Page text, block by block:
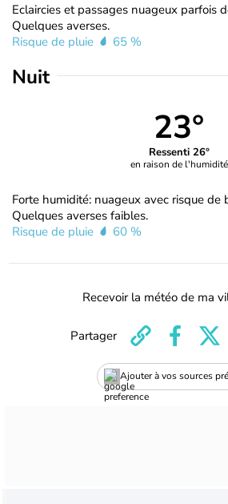
Eclaircies et passages nuageux parfois
Quelques averses.
Risque de pluie
65 %
Nuit
23°
Ressenti 26°
en raison de l'humidité
Forte humidité: nuageux avec risque de
Quelques averses faibles.
Risque de pluie
60 %
Recevoir la météo de ma
Ajouter à vos sources
Partager